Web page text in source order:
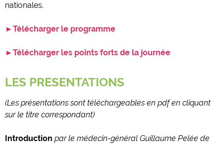
nationales.
►Télécharger le programme
►Télécharger les points forts de la journée
LES PRESENTATIONS
(Les présentations sont téléchargeables en pdf en cliquant
sur le titre correspondant)
Introduction par le médecin-général Guillaume Pelée de